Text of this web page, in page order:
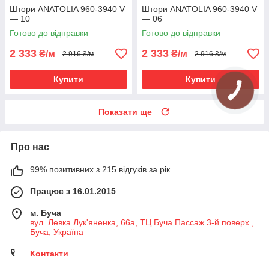
Штори ANATOLIA 960-3940 V
— 10
Готово до відправки
2 333 ₴/м 2 916 ₴/м
Купити
Штори ANATOLIA 960-3940 V
— 06
Готово до відправки
2 333 ₴/м 2 916 ₴/м
Купити
Показати ще
Про нас
99% позитивних з 215 відгуків за рік
Працює з 16.01.2015
м. Буча
вул. Левка Лук'яненка, 66а, ТЦ Буча Пассаж 3-й поверх ,
Буча, Україна
Контакти